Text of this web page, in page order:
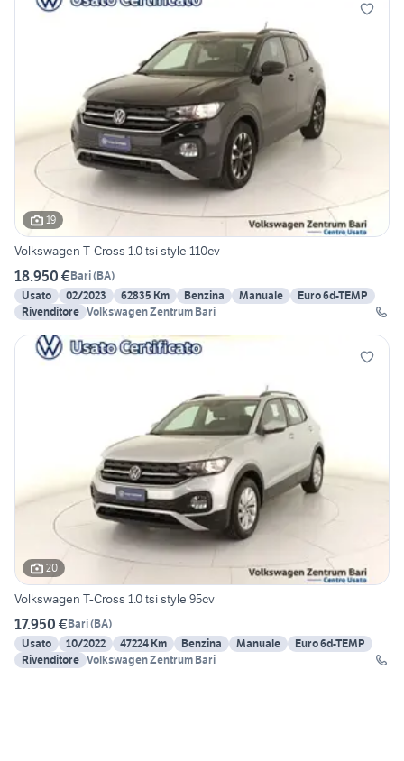
19
Volkswagen T-Cross 1.0 tsi style 110cv
18.950 €Bari(BA)
Usato
02/2023 62835 Km Benzina Manuale
Euro 6d-TEMP
Rivenditore Volkswagen Zentrum Bari
20
Volkswagen T-Cross 1.0 tsi style 95cv
17.950 €Bari(BA)
Usato
10/2022 47224 Km Benzina Manuale
Euro 6d-TEMP
Rivenditore Volkswagen Zentrum Bari